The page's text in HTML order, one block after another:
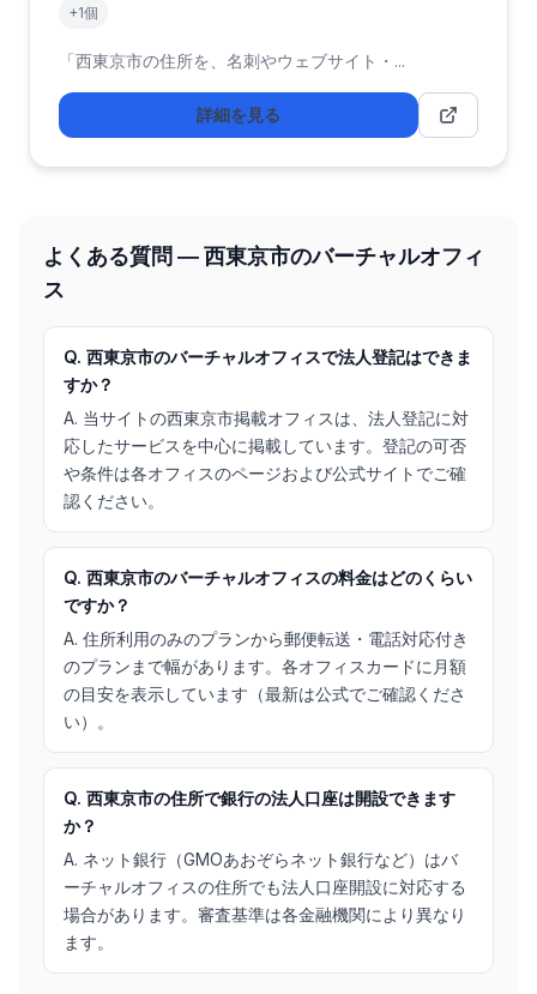
+1個
「西東京市の住所を、名刺やウェブサイト・...
詳細を見る
よくある質問 ― 西東京市のバーチャルオフィ
ス
Q. 西東京市のバーチャルオフィスで法人登記はできま
すか？
A. 当サイトの西東京市掲載オフィスは、法人登記に対
応したサービスを中心に掲載しています。登記の可否
や条件は各オフィスのページおよび公式サイトでご確
認ください。
Q. 西東京市のバーチャルオフィスの料金はどのくらい
ですか？
A. 住所利用のみのプランから郵便転送・電話対応付き
のプランまで幅があります。各オフィスカードに月額
の目安を表示しています（最新は公式でご確認くださ
い）。
Q. 西東京市の住所で銀行の法人口座は開設できます
か？
A. ネット銀行（GMOあおぞらネット銀行など）はバ
ーチャルオフィスの住所でも法人口座開設に対応する
場合があります。審査基準は各金融機関により異なり
ます。